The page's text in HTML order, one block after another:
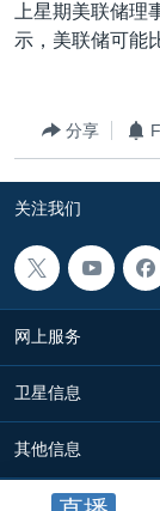
到
检
非洲
军事
国会报道
埃博拉疫情
美国之音专访
重要讲话与声明
台海两岸关系
南中国海争端
关注西藏
GEN Z 看美国
VOA今日焦点
关注我们
其他语言网站
上星期美联储
示，美联储可能
分享
关注我们
网上服务
卫星信息
其他信息